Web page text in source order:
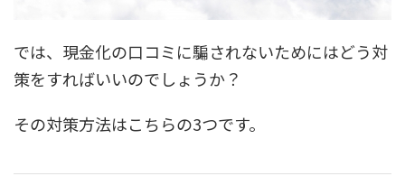
では、現金化の口コミに騙されないためにはどう対
策をすればいいのでしょうか？
その対策方法はこちらの3つです。